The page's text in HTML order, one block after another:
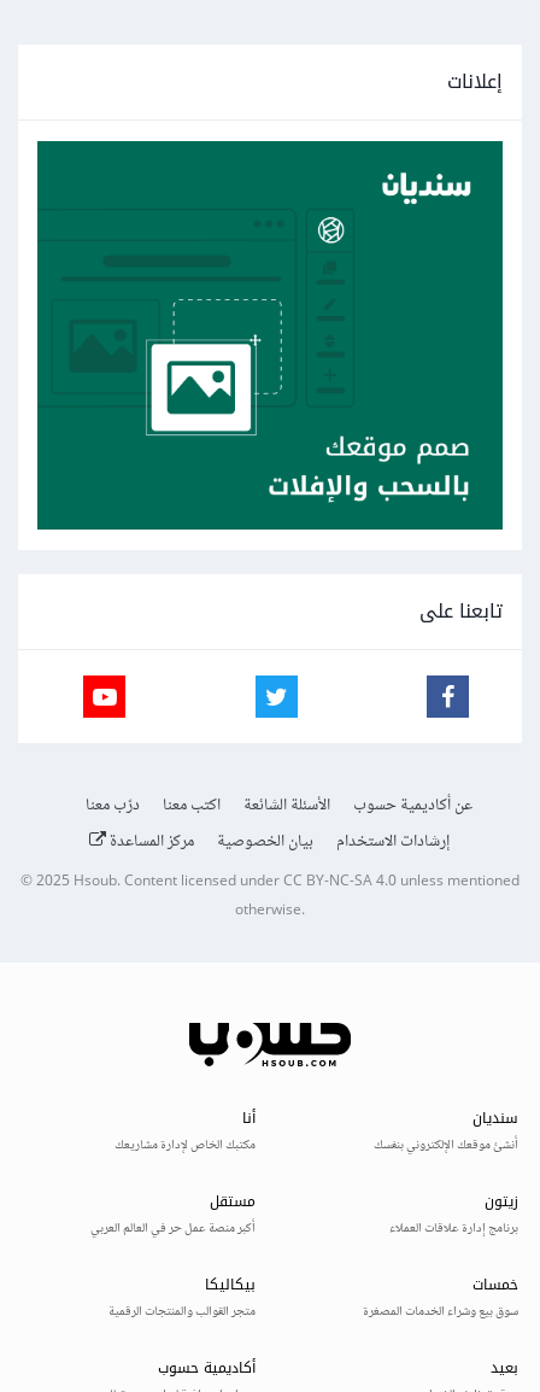
إعلانات
تابعنا على
عن أكاديمية حسوب الأسئلة الشائعة اكتب معنا
درّب معنا
إرشادات الاستخدام
بيان الخصوصية مركز المساعدة
© 2025Hsoub.Content licensed underCC BY-NC-SA 4.0unless mentioned
otherwise.